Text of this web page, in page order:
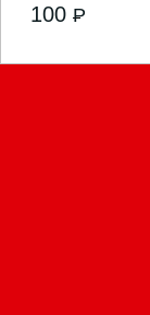
100 P